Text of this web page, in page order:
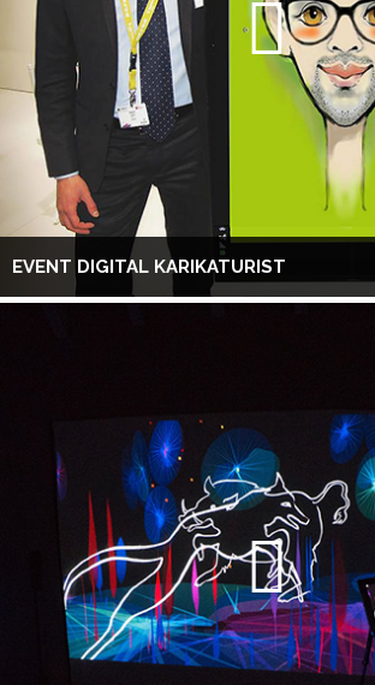
EVENT DIGITAL KARIKATURIST